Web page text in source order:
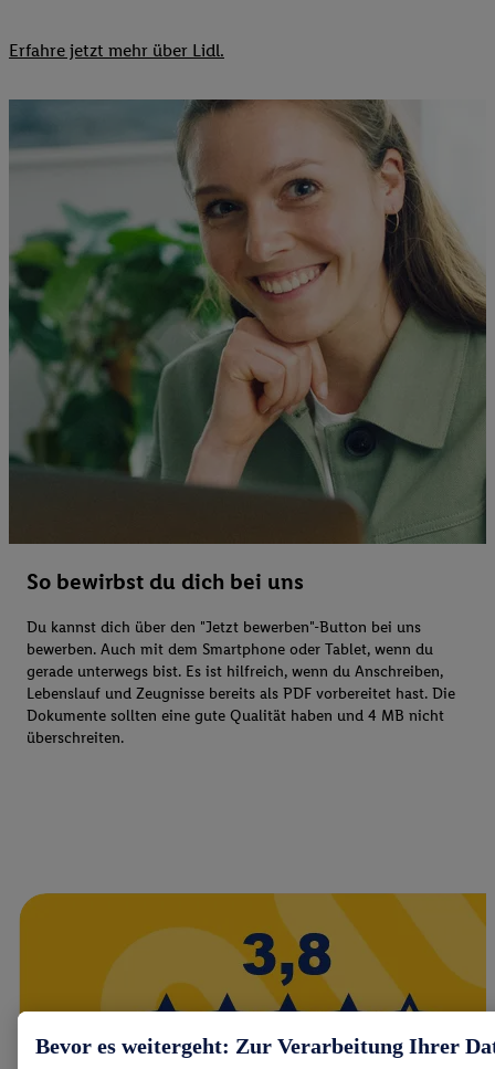
Erfahre jetzt mehr über Lidl.
So bewirbst du dich bei uns
Du kannst dich über den "Jetzt bewerben"-Button bei uns
bewerben. Auch mit dem Smartphone oder Tablet, wenn du
gerade unterwegs bist. Es ist hilfreich, wenn du Anschreiben,
Lebenslauf und Zeugnisse bereits als PDF vorbereitet hast. Die
Dokumente sollten eine gute Qualität haben und 4 MB nicht
überschreiten.
Bevor es weitergeht: Zur Verarbeitung Ihrer